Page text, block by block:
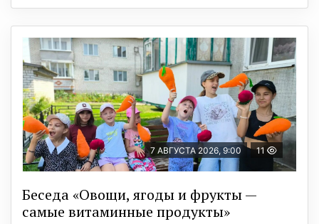
7 АВГУСТА 2026, 9:00 11
Беседа «Овощи, ягоды и фрукты —
самые витаминные продукты»